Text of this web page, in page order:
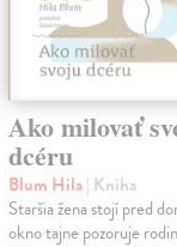
Ako milovať
dcéru
Blum Hila| Kniha
Staršia žena stojí pred
okno tajne pozoruje